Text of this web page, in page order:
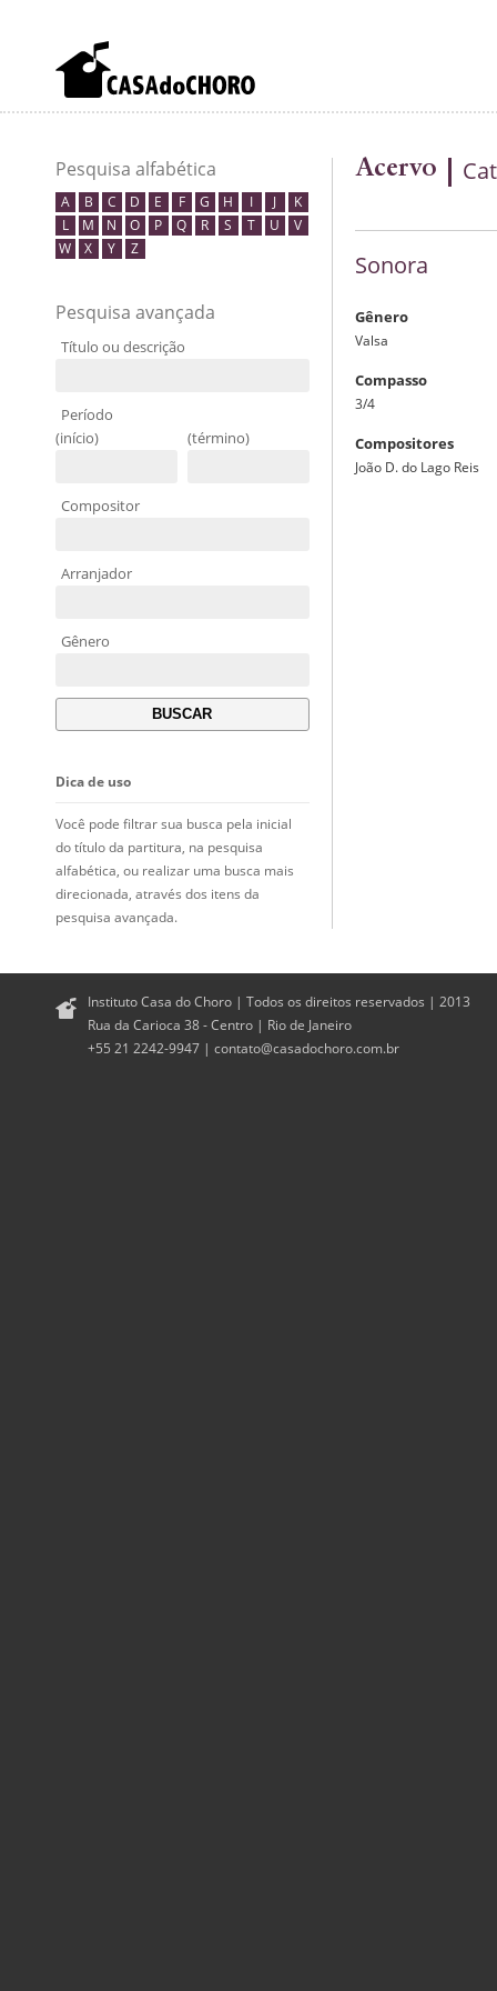
Pesquisa alfabética
A B C D E F G H I J
K
L
M N O P Q R S T U
V
W
X Y Z
Pesquisa avançada
Título ou descrição
Período
(início)
(término)
Compositor
Arranjador
Gênero
Dica de uso
Você pode filtrar sua busca pela inicial
do título da partitura, na pesquisa
alfabética, ou realizar uma busca mais
direcionada, através dos itens da
pesquisa avançada.
Acervo
Sonora
Gênero
Valsa
Compasso
3/4
Compositores
João D. do Lago Reis
Instituto Casa do Choro | Todos os direitos reservados | 2013
Rua da Carioca 38 - Centro | Rio de Janeiro
+55 21 2242-9947 | contato@casadochoro.com.br